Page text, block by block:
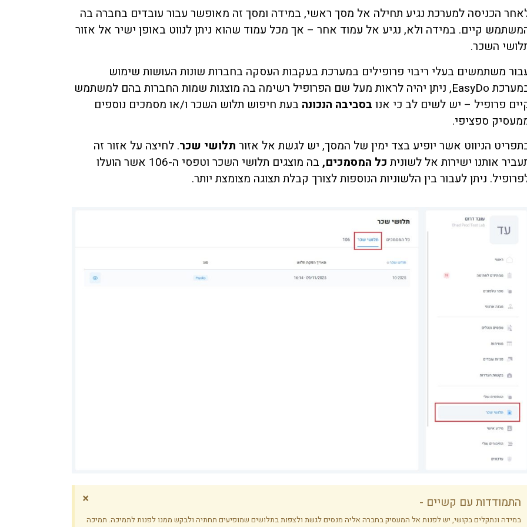
הכניסה למערכת נגיע תחילה אל מסך ראשי, במידה ומסך זה מאופשר עבור עובדים בחברה בה
קיים. במידה ולא, נגיע אל עמוד אחר – אך מכל עמוד שהוא ניתן לנווט באופן ישיר אל אזור
השכר.
משתמשים בעלי ריבוי פרופילים במערכת בעקבות העסקה בחברות שונות העושות שימוש
במערכת EasyDo, ניתן יהיה לראות מעל שם הפרופיל רשימה בה מוצגות שמות החברות בהם למשתמש
פרופיל – יש לשים לב כי אנו בסביבה הנכונה בעת חיפוש תלוש השכר ו/או מסמכים נוספים
ספציפי.
הניווט אשר יופיע בצד ימין של המסך, יש לגשת אל אזור תלושי שכר. לחיצה על אזור זה
אותנו ישירות אל לשונית כל המסמכים,
בה מוצגים תלושי השכר וטפסי ה-106 אשר הועלו
ניתן לעבור בין הלשוניות הנוספות לצורך קבלת תצוגה מצומצת יותר.
התמודדות עם קשיים -
במידה ונתקלים בקושי, יש לפנות אל המעסיק בחברה אליה מנסים לגשת ולצפות בתלושים שמופיעים תחתיה ולבקש ממנו לפנות לתמיכה. תמיכה
×